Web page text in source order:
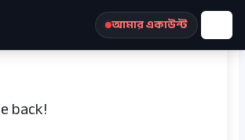
আমার একাউন্ট
back!